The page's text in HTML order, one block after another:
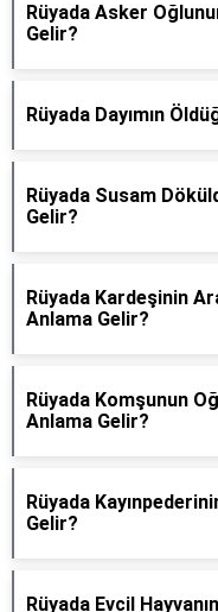
Rüyada Asker
Gelir?
Rüyada Dayımın
Rüyada Susam
Gelir?
Rüyada Kardeşinin
Anlama Gelir?
Rüyada Komşunun
Anlama Gelir?
Rüyada
Gelir?
Rüyada Evcil